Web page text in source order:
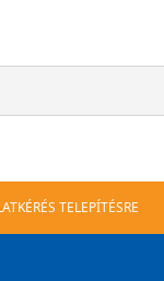
TELEPÍTÉSRE